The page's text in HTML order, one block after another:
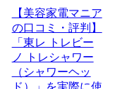
【美容家電マニア
の口コミ・評判】
「東レ トレビー
ノ トレシャワー
（シャワーヘッ
ド）」を実際に使